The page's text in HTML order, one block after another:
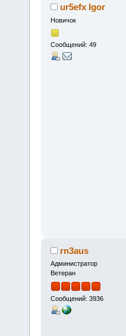
ur5efx Igor
Новичок
Сообщений: 49
rn3aus
Администратор
Ветеран
Сообщений: 3936